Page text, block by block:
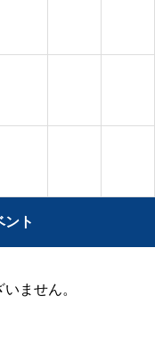
ント
ません。